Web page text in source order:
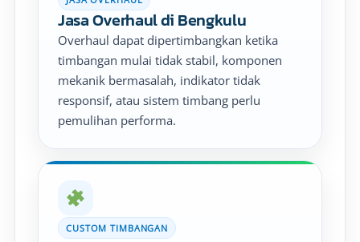
Jasa Overhaul di Bengkulu
Overhaul dapat dipertimbangkan ketika
timbangan mulai tidak stabil, komponen
mekanik bermasalah, indikator tidak
responsif, atau sistem timbang perlu
pemulihan performa.
CUSTOM TIMBANGAN